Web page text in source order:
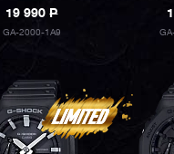
19 990P
GA-2000-1A9